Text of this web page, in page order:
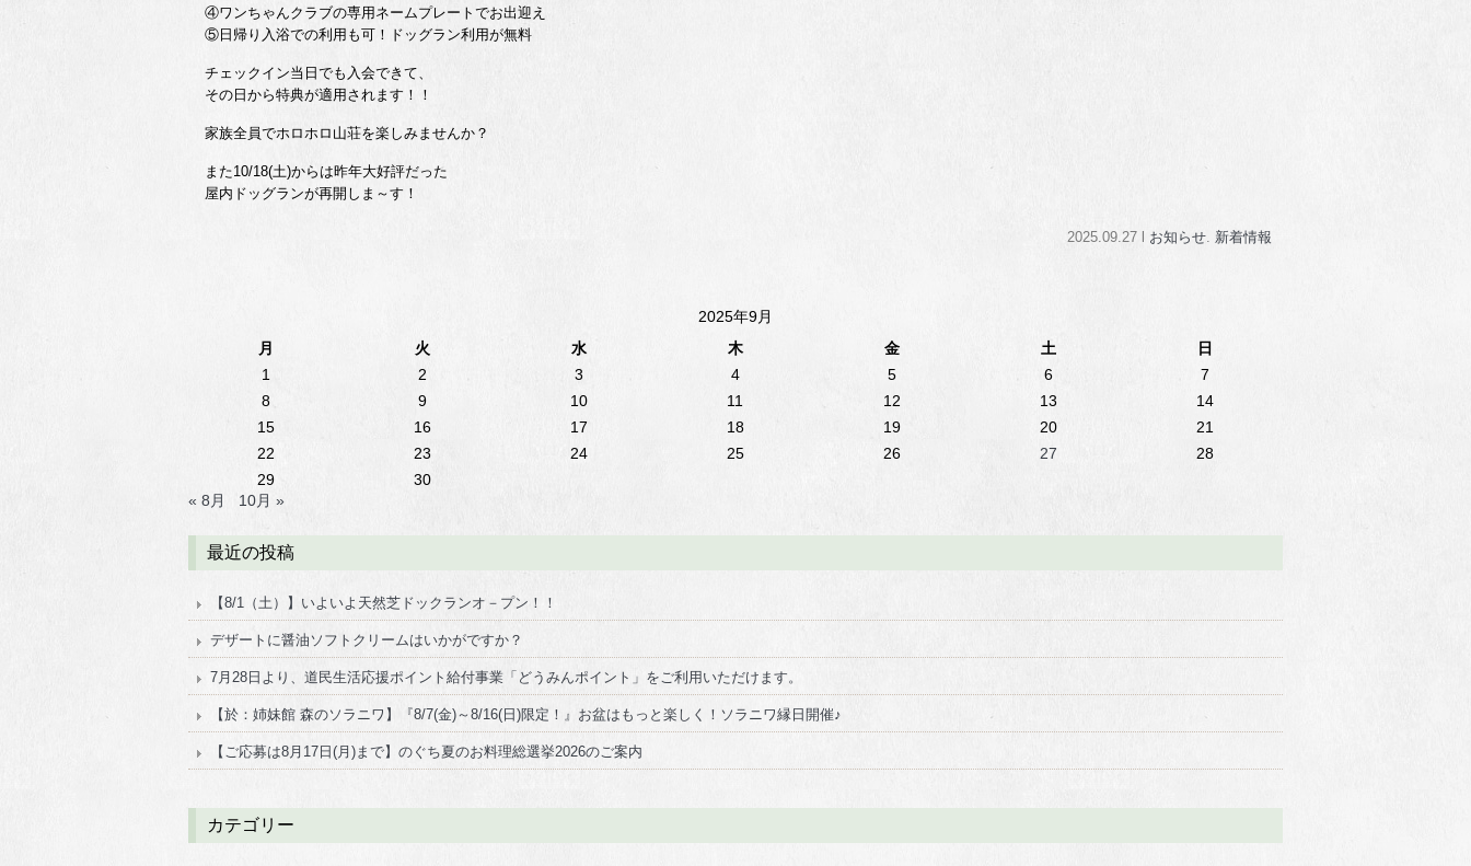
④ワンちゃんクラブの専用ネームプレートでお出迎え
⑤日帰り入浴での利用も可！ドッグラン利用が無料
チェックイン当日でも入会できて、
その日から特典が適用されます！！
家族全員でホロホロ山荘を楽しみませんか？
また10/18(土)からは昨年大好評だった
屋内ドッグランが再開しま～す！
2025.09.27 l お知らせ. 新着情報
2025年9月
月
火 水 木 金 土
日
1
2 3 4 5 6
7
8
9 10 11 12 13
14
15
16 17 18 19 20
21
22
23 24 25 26 27
28
29
30
« 8月
10月 »
最近の投稿
【8/1（土）】いよいよ天然芝ドックランオ－プン！！
デザートに醤油ソフトクリームはいかがですか？
7月28日より、道民生活応援ポイント給付事業「どうみんポイント」をご利用いただけます。
【於：姉妹館 森のソラニワ】『8/7(金)～8/16(日)限定！』お盆はもっと楽しく！ソラニワ縁日開催♪
【ご応募は8月17日(月)まで】のぐち夏のお料理総選挙2026のご案内
カテゴリー